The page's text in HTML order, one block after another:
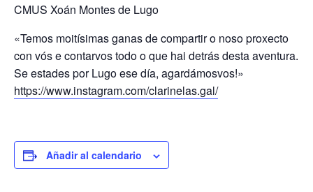
CMUS Xoán Montes de Lugo
«Temos moitísimas ganas de compartir o noso proxecto
con vós e contarvos todo o que hai detrás desta aventura.
Se estades por Lugo ese día, agardámosvos!»
https://www.instagram.com/clarinelas.gal/
Añadir al calendario